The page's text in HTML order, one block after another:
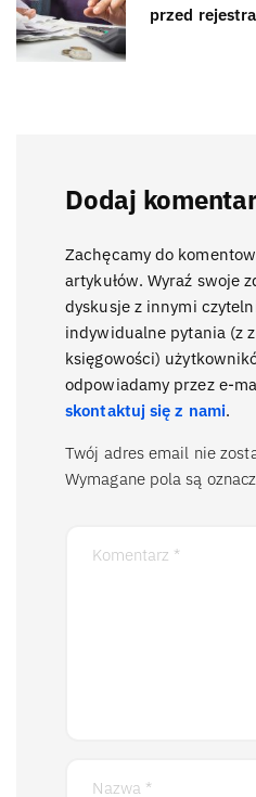
przed
Dodaj
Zachęcamy do
artykułów. Wyraź swoje
dyskusje z innymi
indywidualne pytania (z
księgowości)
odpowiadamy przez e-
skontaktuj się z nami.
Twój adres email nie
Wymagane pola są